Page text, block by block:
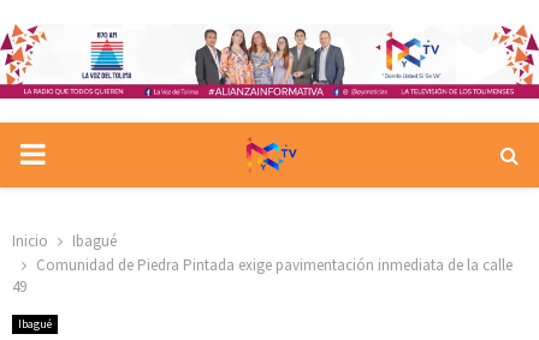
PRIMARY
Inicio
Ibagué
Comunidad de Piedra Pintada exige pavimentación inmediata de la calle
49
Ibagué